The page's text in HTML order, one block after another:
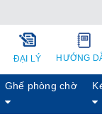
ĐẠI LÝ HƯỚNG
Ghế phòng chờ